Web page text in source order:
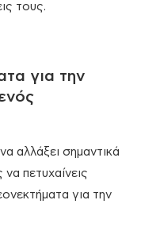
τους.
για την
αλλάξει σημαντικά
πετυχαίνεις
για την